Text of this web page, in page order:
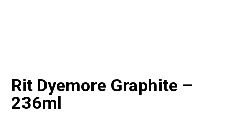
Rit Dyemore Graphite –
236ml